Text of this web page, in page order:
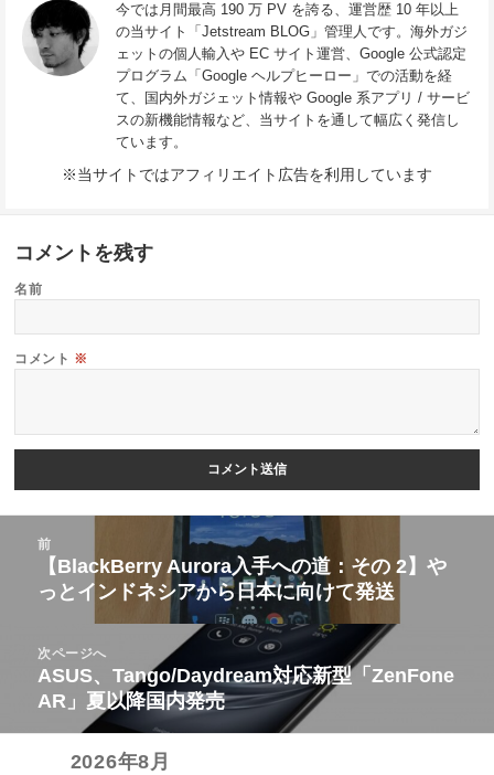
今では月間最高 190 万 PV を誇る、運営歴 10 年以上
の当サイト「Jetstream BLOG」管理人です。海外ガジ
ェットの個人輸入や EC サイト運営、Google 公式認定
プログラム「Google ヘルプヒーロー」での活動を経
て、国内外ガジェット情報や Google 系アプリ / サービ
スの新機能情報など、当サイトを通して幅広く発信し
ています。
※当サイトではアフィリエイト広告を利用しています
コメントを残す
名前
コメント ※
前
前
の
稿:
【BlackBerry Aurora入手への道：その 2】や
っとインドネシアから日本に向けて発送
次ページへ
次
の
投
ASUS、Tango/Daydream対応新型「ZenFone
AR」夏以降国内発売
2026年8月